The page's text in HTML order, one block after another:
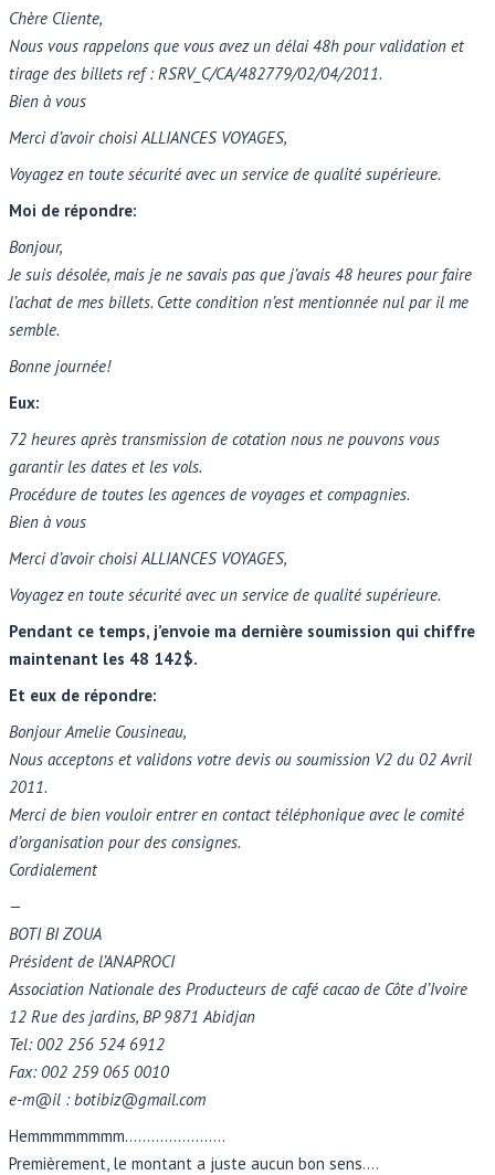
Chère Cliente,
Nous vous rappelons que vous avez un délai 48h pour validation et
tirage des billets ref : RSRV_C/CA/482779/02/04/2011.
Bien à vous
Merci d’avoir choisi ALLIANCES VOYAGES,
Voyagez en toute sécurité avec un service de qualité supérieure.
Moi de répondre:
Bonjour,
Je suis désolée, mais je ne savais pas que j’avais 48 heures pour faire
l’achat de mes billets. Cette condition n’est mentionnée nul par il me
semble.
Bonne journée!
Eux:
72 heures après transmission de cotation nous ne pouvons vous
garantir les dates et les vols.
Procédure de toutes les agences de voyages et compagnies.
Bien à vous
Merci d’avoir choisi ALLIANCES VOYAGES,
Voyagez en toute sécurité avec un service de qualité supérieure.
Pendant ce temps, j’envoie ma dernière soumission qui chiffre
maintenant les 48 142$.
Et eux de répondre:
Bonjour Amelie Cousineau,
Nous acceptons et validons votre devis ou soumission V2 du 02 Avril
2011.
Merci de bien vouloir entrer en contact téléphonique avec le comité
d’organisation pour des consignes.
Cordialement
—
BOTI BI ZOUA
Président de l’ANAPROCI
Association Nationale des Producteurs de café cacao de Côte d’Ivoire
12 Rue des jardins, BP 9871 Abidjan
Tel: 002 256 524 6912
Fax: 002 259 065 0010
e-m@il : botibiz@gmail.com
Hemmmmmmmm…………………..
Premièrement, le montant a juste aucun bon sens….